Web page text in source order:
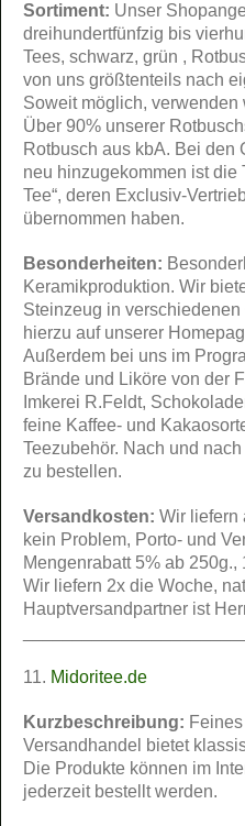
Sortiment: Unser
dreihundertfünfzig bis
Tees, schwarz, grün ,
von uns größtenteils nach
Soweit möglich, verwenden
Über 90% unserer
Rotbusch aus kbA. Bei den
neu hinzugekommen ist die
Tee“, deren Exclusiv-
übernommen haben.
Besonderheiten:
Keramikproduktion. Wir
Steinzeug in
hierzu auf unserer
Außerdem bei uns im
Brände und Liköre von der
Imkerei R.Feldt,
feine Kaffee- und
Teezubehör. Nach und
zu bestellen.
Versandkosten: Wir liefern
kein Problem, Porto- und
Mengenrabatt 5% ab
Wir liefern 2x die Woche,
Hauptversandpartner ist
11. Midoritee.de
Kurzbeschreibung:
Versandhandel bietet
Die Produkte können im
jederzeit bestellt werden.